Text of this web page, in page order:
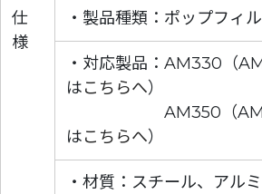
仕
様
・製品種類：ポップフィ
・対応製品：AM330（
はこちらへ）
AM350（AM350
はこちらへ）
・材質：スチール、アル